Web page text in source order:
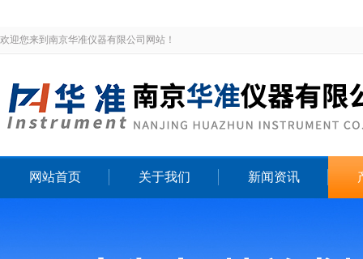
欢迎您来到南京华准仪器有限公司网站！
网站首页 关于我们 新闻资讯